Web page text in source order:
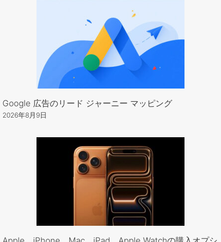
Google 広告のリード ジャーニー マッピング
2026年8月9日